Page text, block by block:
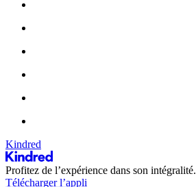
Kindred
Profitez de l’expérience dans son intégralité.
Télécharger l’appli